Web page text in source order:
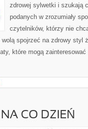
zdrowej sylwetki i szukają
podanych w zrozumiały
czytelników, którzy nie
spojrzeć na zdrowy styl
które mogą
CO DZIEŃ